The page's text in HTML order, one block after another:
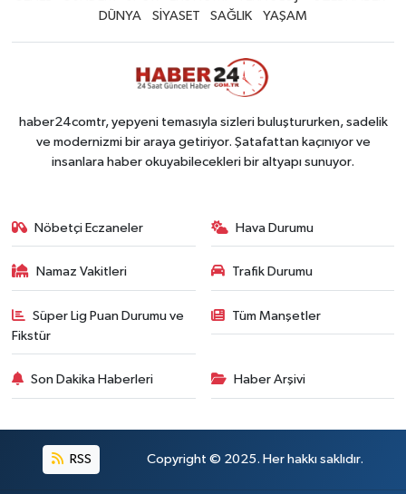
DÜNYA
SİYASET SAĞLIK YAŞAM
haber24comtr, yepyeni temasıyla sizleri buluştururken, sadelik
ve modernizmi bir araya getiriyor. Şatafattan kaçınıyor ve
insanlara haber okuyabilecekleri bir altyapı sunuyor.
Nöbetçi Eczaneler Hava Durumu
Namaz Vakitleri Trafik Durumu
Süper Lig Puan Durumu ve
Fikstür
Tüm Manşetler
Son Dakika Haberleri Haber Arşivi
RSS Copyright © 2025. Her hakkı saklıdır.